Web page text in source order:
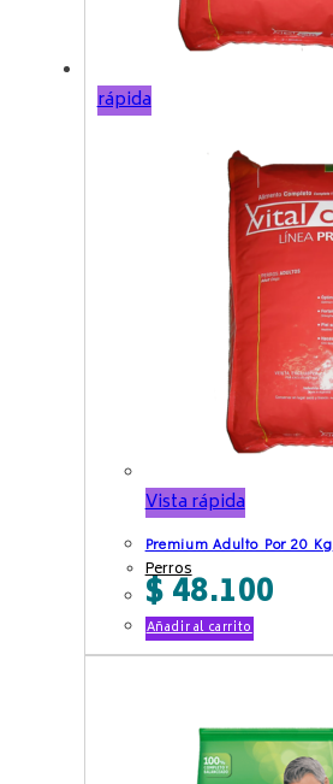
rápida
Vista rápida
Premium Adulto Por 20 Kg
Perros
$48.100
Añadir al carrito